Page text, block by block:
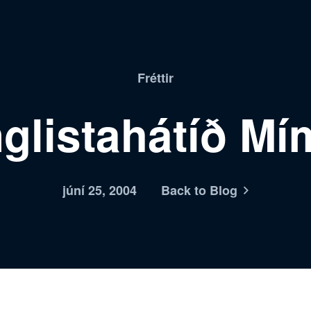
Fréttir
júní 25, 2004 Back to Blog